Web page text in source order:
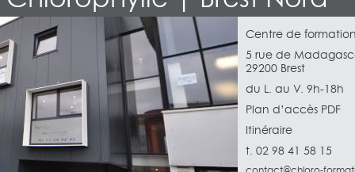
Centre de
5 rue de
29200 Brest
du L. au V. 9h-18h
Plan d’accès PDF
Itinéraire
t. 02 98 41 58 15